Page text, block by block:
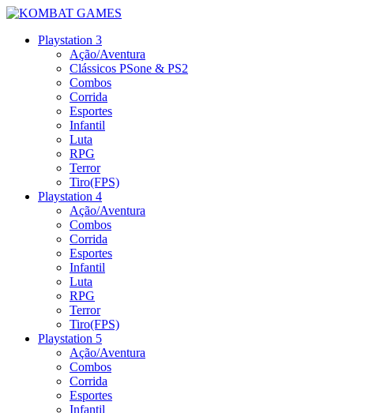
Playstation 3
Ação/Aventura
Clássicos PSone & PS2
Combos
Corrida
Esportes
Infantil
Luta
RPG
Terror
Tiro(FPS)
Playstation 4
Ação/Aventura
Combos
Corrida
Esportes
Infantil
Luta
RPG
Terror
Tiro(FPS)
Playstation 5
Ação/Aventura
Combos
Corrida
Esportes
Infantil